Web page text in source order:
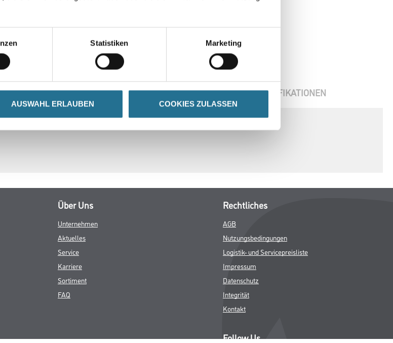
Statistiken Marketing
AUSWAHL ERLAUBEN COOKIES ZULASSEN
GEFAHRENHINWEISE DATENBLÄTTER SPEZIFIKATIONEN
Über Uns
Unternehmen
Aktuelles
Service
Karriere
Sortiment
FAQ
Rechtliches
AGB
Nutzungsbedingungen
Logistik- und Servicepreisliste
Impressum
Datenschutz
Integrität
Kontakt
Follow Us